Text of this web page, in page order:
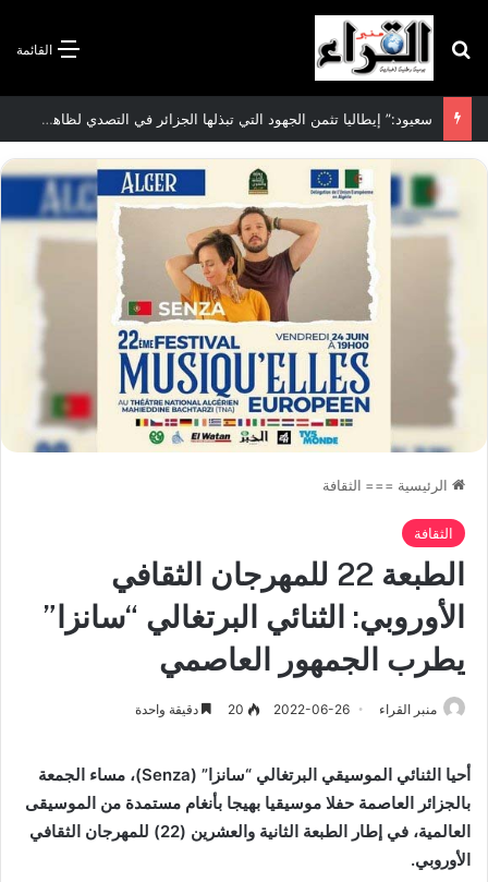
القائمة بحث عن
سعيود:” إيطاليا تثمن الجهود التي تبذلها الجزائر في التصدي لظاهرة الهجرة غير الشرعية”
الرئيسية === الثقافة
الثقافة
الطبعة 22 للمهرجان الثقافي
الأوروبي: الثنائي البرتغالي “سانزا”
يطرب الجمهور العاصمي
منبر القراء 2022-06-26
20 دقيقة واحدة
أحيا الثنائي الموسيقي البرتغالي “سانزا” (Senza)، مساء الجمعة
بالجزائر العاصمة حفلا موسيقيا بهيجا بأنغام مستمدة من الموسيقى
العالمية، في إطار الطبعة الثانية والعشرين (22) للمهرجان الثقافي
الأوروبي.